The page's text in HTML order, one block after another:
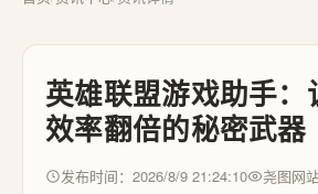
英雄联盟游戏助手：
效率翻倍的秘密武器
发布时间：2026/8/9 21:24:10 尧图网